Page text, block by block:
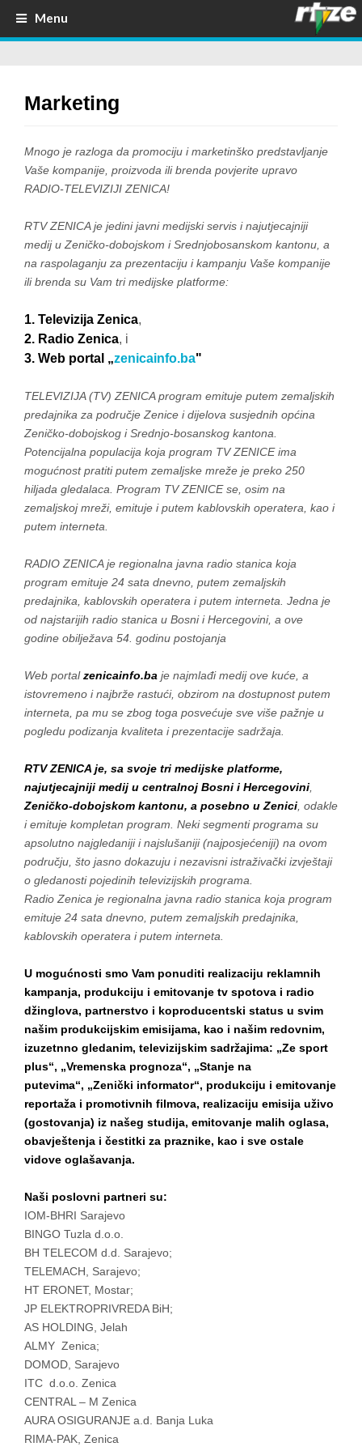
Menu
Marketing
Mnogo je razloga da promociju i marketinško predstavljanje
Vaše kompanije, proizvoda ili brenda povjerite upravo
RADIO-TELEVIZIJI ZENICA!
RTV ZENICA je jedini javni medijski servis i najutjecajniji
medij u Zeničko-dobojskom i Srednjobosanskom kantonu, a
na raspolaganju za prezentaciju i kampanju Vaše kompanije
ili brenda su Vam trimedijske platforme:
1. Televizija Zenica,
2. Radio Zenica, i
3. Web portal „zenicainfo.ba"
TELEVIZIJA (TV) ZENICA program emituje putem zemaljskih
predajnika za područje Zenice i dijelova susjednih općina
Zeničko-dobojskog i Srednjo-bosanskog kantona.
Potencijalna populacija koja program TV ZENICE ima
mogućnost pratiti putem zemaljske mreže je preko 250
hiljada gledalaca. Program TV ZENICE se, osim na
zemaljskoj mreži, emituje i putem kablovskih operatera, kao i
putem interneta.
RADIO ZENICA je regionalna javna radio stanica koja
program emituje 24 sata dnevno, putem zemaljskih
predajnika, kablovskih operatera i putem interneta. Jedna je
od najstarijih radio stanica u Bosni i Hercegovini, a ove
godine obilježava 54 . godinu postojanja
Web portalzenicainfo.ba je najmlađi medij ove kuće, a
istovremeno i najbrže rastući, obzirom na dostupnost putem
interneta, pa mu se zbog toga posvećuje sve više pažnje u
pogledu podizanja kvaliteta i prezentacije sadržaja.
RTV ZENICA je, sa svoje tri medijske platforme,
najutjecajniji medij u centralnoj Bosni i Hercegovini
Zeničko-dobojskom kantonu, a posebno u Zenici , odakle
i emituje kompletan program. Neki segmenti programa su
apsolutno najgledaniji i najslušaniji (najposjećeniji) na ovom
području, što jasno dokazuju i nezavisni istraživački izvještaji
o gledanosti pojedinih televizijskih programa.
Radio Zenica je regionalna javna radio stanica koja program
emituje 24 sata dnevno, putem zemaljskih predajnika,
kablovskih operatera i putem interneta.
U mogućnosti smo Vam ponuditi realizaciju reklamnih
kampanja, produkciju i emitovanje tv spotova i radio
džinglova, partnerstvo i koproducentski status u svim
našim produkcijskim emisijama, kao i našim redovnim,
izuzetnno gledanim, televizijskim sadržajima: „Ze sport
plus“, „Vremenska prognoza“, „Stanje na
putevima“, „Zenički informator“, produkciju i emitovanje
reportaža i promotivnih filmova, realizaciju emisija uživo
(gostovanja) iz našeg studija, emitovanje malih oglasa,
obavještenja i čestitki za praznike, kao i sve ostale
vidove oglašavanja.
Naši poslovni partneri su:
IOM-BHRI Sarajevo
BINGO Tuzla d.o.o.
BH TELECOM d.d. Sarajevo;
TELEMACH, Sarajevo;
HT ERONET, Mostar;
JP ELEKTROPRIVREDA BiH;
AS HOLDING, Jelah
ALMY Zenica;
DOMOD, Sarajevo
ITC d.o.o. Zenica
CENTRAL – M Zenica
AURA OSIGURANJE a.d. Banja Luka
RIMA-PAK, Zenica